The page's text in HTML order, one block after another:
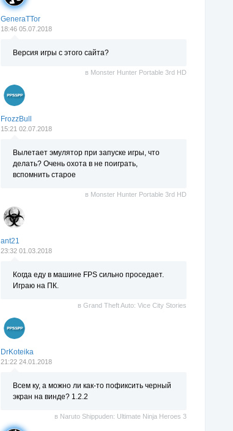
GeneraTTor
18:46 05.07.2018
Версия игры с этого сайта?
в Monster Hunter Portable 3rd HD
FrozzBull
15:21 02.07.2018
Вылетает эмулятор при запуске игры, что
делать? Очень охота в не поиграть,
вспомнить старое
в Monster Hunter Portable 3rd HD
ant21
23:32 01.03.2018
Когда еду в машине FPS сильно проседает.
Играю на ПК.
вGrand Theft Auto: Vice City Stories
DrKoteika
21:22 24.01.2018
Всем ку, а можно ли как-то пофиксить черный
экран на винде? 1.2.2
в Naruto Shippuden: Ultimate Ninja Heroes 3